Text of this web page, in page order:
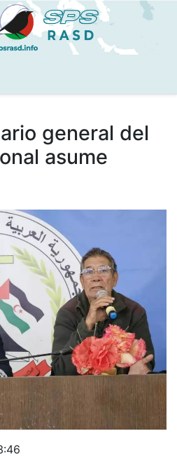
Pasar
al
contenido
general del
asume